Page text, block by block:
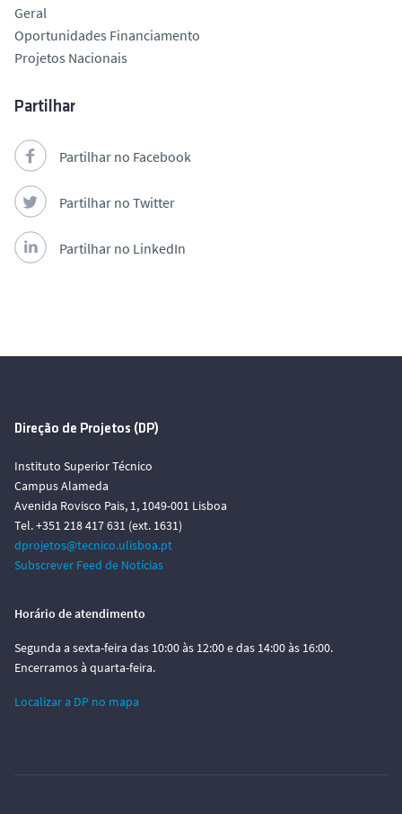
Geral
Oportunidades Financiamento
Projetos Nacionais
Partilhar
Partilhar no Facebook
Partilhar no Twitter
Partilhar no LinkedIn
Direção de Projetos (DP)
Instituto Superior Técnico
Campus Alameda
Avenida Rovisco Pais, 1, 1049-001 Lisboa
Tel. +351 218 417 631 (ext. 1631)
dprojetos@tecnico.ulisboa.pt
Subscrever Feed de Notícias
Horário de atendimento
Segunda a sexta-feira das 10:00 às 12:00 e das 14:00 às 16:00.
Encerramos à quarta-feira.
Localizar a DP no mapa